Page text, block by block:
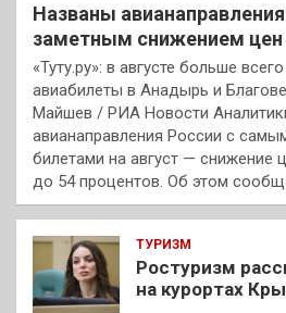
Названы
заметным снижением цен
«Туту.ру»: в августе больше
авиабилеты в Анадырь и
Майшев / РИА Новости
авианаправления России с
билетами на август — снижение
до 54 процентов. Об этом
ТУРИЗМ
Ростуризм
на курортах